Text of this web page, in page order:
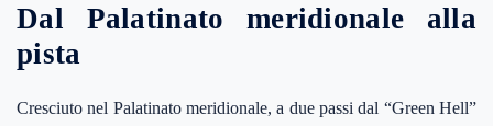
Dal Palatinato meridionale alla
pista
Cresciuto nel Palatinato meridionale, a due passi dal “Green Hell”